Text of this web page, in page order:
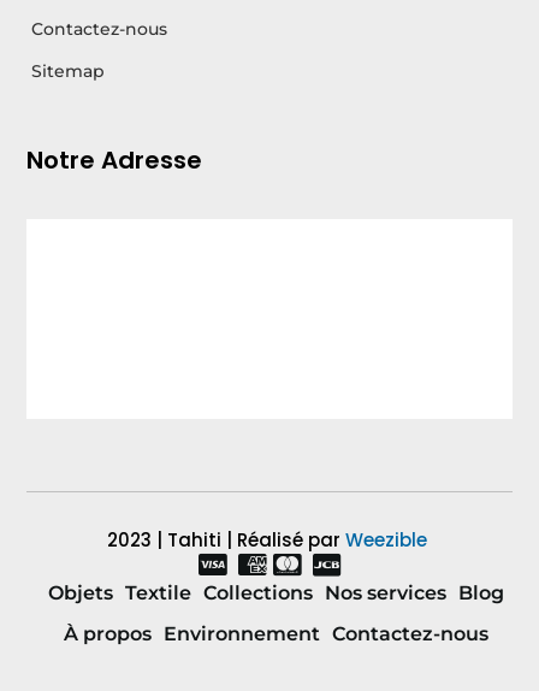
Contactez-nous
Sitemap
Notre Adresse
2023 | Tahiti | Réalisé par Weezible
Objets Textile Collections Nos services
Blog
À propos
Environnement Contactez-nous